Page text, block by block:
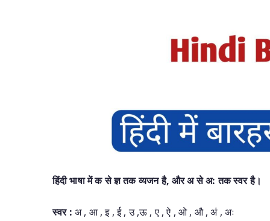
हिंदी भाषा में क से ज्ञ तक व्यजन है, और अ से अ: तक स्वर है।
स्वर : अ , आ , इ , ई , उ ,ऊ , ए , ऐ , ओ , औ , अं , अः